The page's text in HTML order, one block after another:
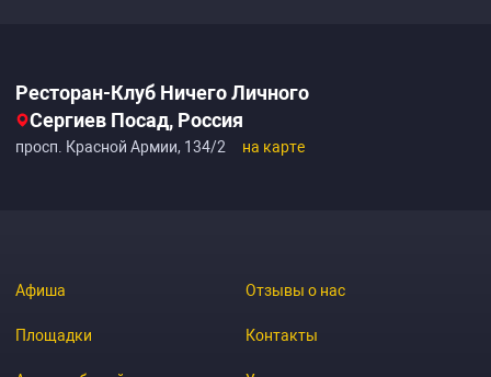
Ресторан-Клуб Ничего Личного
Сергиев Посад, Россия
просп. Красной Армии, 134/2 на карте
Афиша
Площадки
Отзывы о нас
Контакты